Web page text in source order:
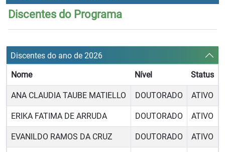
Discentes do Programa
Discentes do ano de 2026
Nome Nível Status
ANA CLAUDIA TAUBE MATIELLO DOUTORADO ATIVO
ERIKA FATIMA DE ARRUDA DOUTORADO ATIVO
EVANILDO RAMOS DA CRUZ DOUTORADO ATIVO